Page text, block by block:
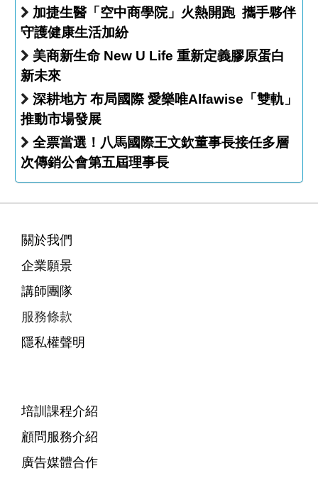
加捷生醫「空中商學院」火熱開跑 攜手夥伴
守護健康生活加紛
美商新生命 New U Life 重新定義膠原蛋白
新未來
深耕地方 布局國際 愛樂唯Alfawise「雙軌」
推動市場發展
全票當選！八馬國際王文欽董事長接任多層
次傳銷公會第五屆理事長
關於我們
企業願景
講師團隊
服務條款
隱私權聲明
培訓課程介紹
顧問服務介紹
廣告媒體合作